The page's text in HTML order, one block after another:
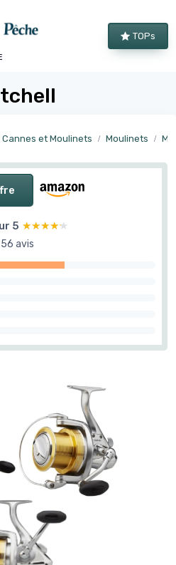
TOPs
Cannes et Moulinets Moulinets
5 ★★★★★
★★★★★
56 avis